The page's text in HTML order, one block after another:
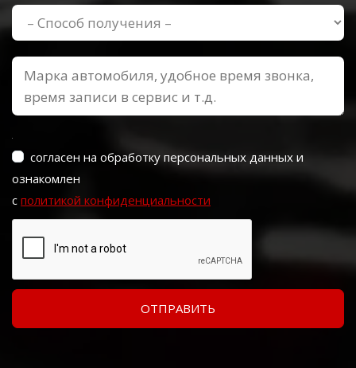
согласен на обработку персональных данных и
ознакомлен
с политикой конфиденциальности